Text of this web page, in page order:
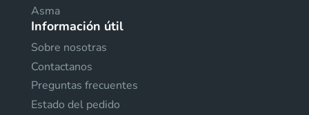
Asma
Información útil
Sobre nosotras
Contactanos
Preguntas frecuentes
Estado del pedido